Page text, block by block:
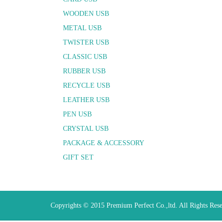
WOODEN USB
METAL USB
TWISTER USB
CLASSIC USB
RUBBER USB
RECYCLE USB
LEATHER USB
PEN USB
CRYSTAL USB
PACKAGE & ACCESSORY
GIFT SET
Copyrights © 2015 Premium Perfect Co.,ltd. All Rights